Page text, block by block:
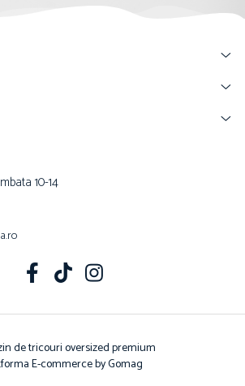
10-14
de tricouri oversized premium
E-commerce by Gomag